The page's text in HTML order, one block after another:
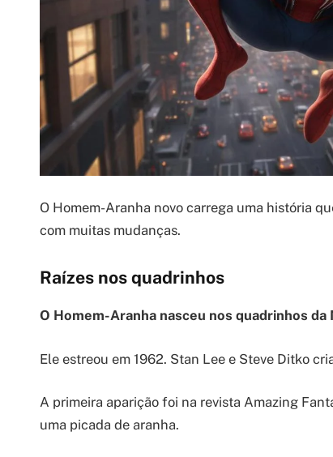
O Homem-Aranha novo carrega uma história
com muitas mudanças.
Raízes nos quadrinhos
O Homem-Aranha nasceu nos quadrinhos da
Ele estreou em 1962. Stan Lee e Steve Ditko
A primeira aparição foi na revista Amazing
uma picada de aranha.